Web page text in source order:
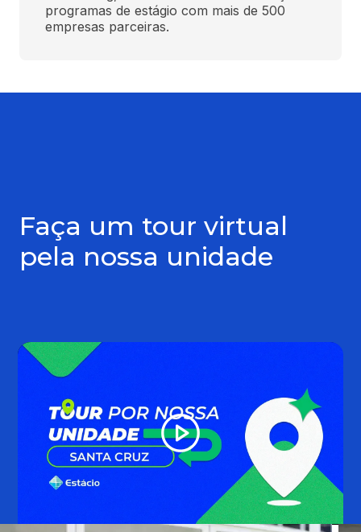
programas de estágio com mais de 500
empresas parceiras.
Faça um tour virtual
pela nossa unidade